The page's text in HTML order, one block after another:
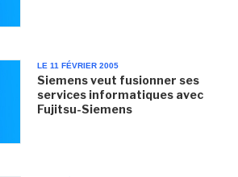
LE 11 FÉVRIER 2005
Siemens veut fusionner ses
services informatiques avec
Fujitsu-Siemens